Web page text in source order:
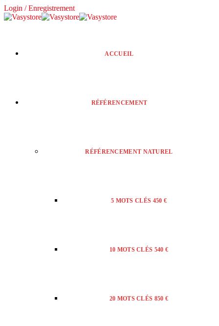
Login / Enregistrement
ACCUEIL
RÉFÉRENCEMENT
RÉFÉRENCEMENT NATUREL
5 MOTS CLÉS 450 €
10 MOTS CLÉS 540 €
20 MOTS CLÉS 850 €